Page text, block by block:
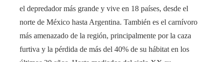
el depredador más grande y vive en 18 países, desde el
norte de México hasta Argentina. También es el carnívoro
más amenazado de la región, principalmente por la caza
furtiva y la pérdida de más del 40% de su hábitat en los